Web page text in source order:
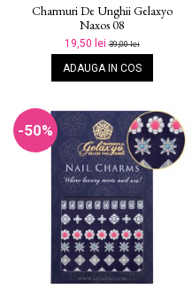
Charmuri De Unghii Gelaxyo
Naxos 08
19,50 lei39,00 lei
ADAUGA IN COS
-50%